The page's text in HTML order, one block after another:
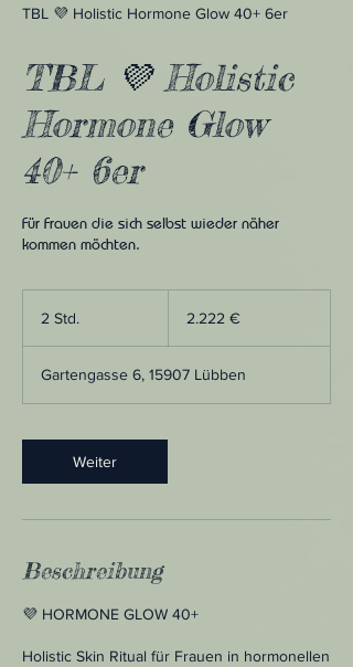
TBL 💜 Holistic Hormone Glow 40+ 6er
TBL 💜 Holistic
Hormone Glow
40+ 6er
Für Frauen die sich selbst wieder näher
kommen möchten.
2 Std.
d
.
2.222 €
Gartengasse 6, 15907 Lübben
Weiter
Beschreibung
💜 HORMONE GLOW 40+
Holistic Skin Ritual für Frauen in hormonellen